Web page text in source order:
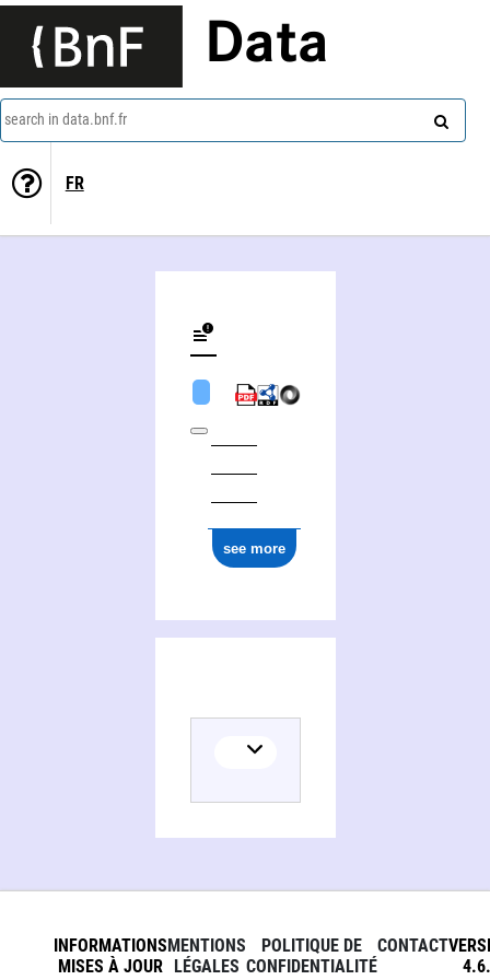
Data
search in data.bnf.fr
FR
see more
INFORMATIONS
MISES À JOUR
MENTIONS
LÉGALES
POLITIQUE DE
CONFIDENTIALITÉ
CONTACT